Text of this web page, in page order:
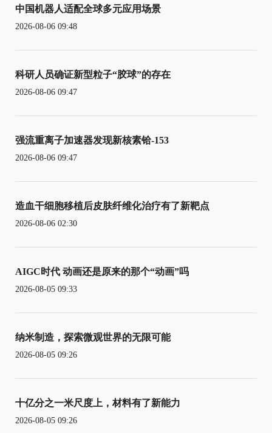
中国机器人适配全球多元应用场景
2026-08-06 09:48
科研人员确证新型粒子“胶球”的存在
2026-08-06 09:47
强流重离子加速器发现新核素铪-153
2026-08-06 09:47
造血干细胞移植后皮肤纤维化治疗有了新靶点
2026-08-06 02:30
AIGC时代 动画还是原来的那个“动画”吗
2026-08-05 09:33
纳米制造，探索微观世界的无限可能
2026-08-05 09:26
十亿分之一米尺度上，材料有了新能力
2026-08-05 09:26